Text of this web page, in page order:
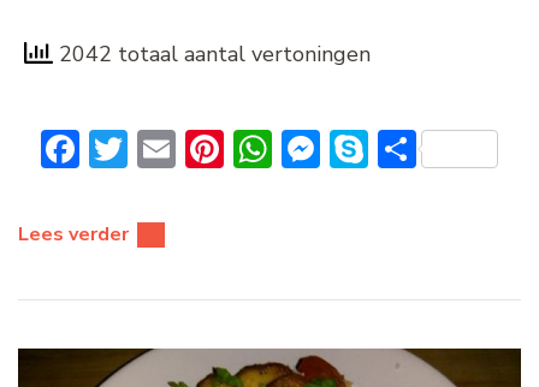
2042 totaal aantal vertoningen
Facebook
Twitter
EmailPinterest
WhatsApp
Messenger
Skype
Delen
Lees verder